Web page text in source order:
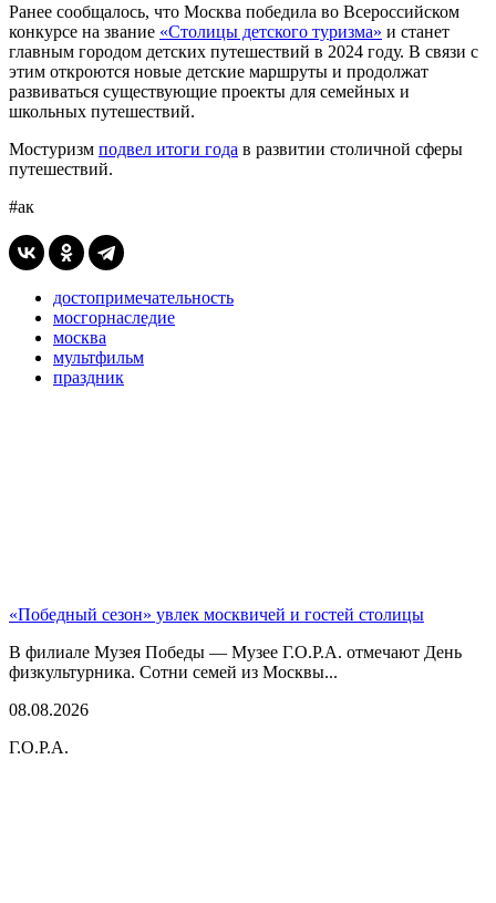
Ранее сообщалось, что Москва победила во Всероссийском
конкурсе на звание «Столицы детского туризма» и станет
главным городом детских путешествий в 2024 году. В связи с
этим откроются новые детские маршруты и продолжат
развиваться существующие проекты для семейных и
школьных путешествий.
Мостуризм подвел итоги года в развитии столичной сферы
путешествий.
#ак
достопримечательность
мосгорнаследие
москва
мультфильм
праздник
«Победный сезон» увлек москвичей и гостей столицы
В филиале Музея Победы — Музее Г.О.Р.А. отмечают День
физкультурника. Сотни семей из Москвы...
08.08.2026
Г.О.Р.А.